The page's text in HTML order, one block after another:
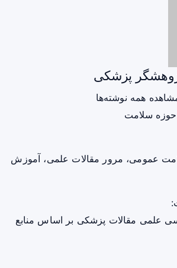
پزشکی
همه نوشته‌ها
حوزه سلامت
عمومی، مرور مقالات علمی، آموزش
علمی مقالات پزشکی بر اساس منابع